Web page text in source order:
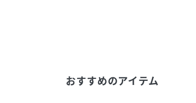
おすすめのアイテム